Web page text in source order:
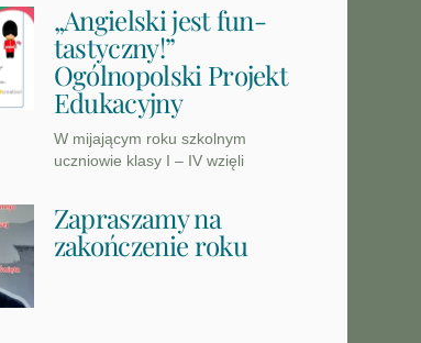
„Angielski jest fun-
tastyczny!”
Ogólnopolski Projekt
Edukacyjny
W mijającym roku szkolnym
uczniowie klasy I – IV wzięli
Zapraszamy na
zakończenie roku